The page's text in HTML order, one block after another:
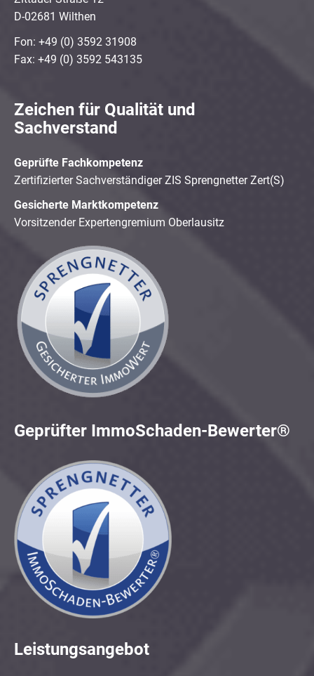
D-02681 Wilthen
Fon: +49 (0) 3592 31908
Fax: +49 (0) 3592 543135
Zeichen für Qualität und
Sachverstand
Geprüfte Fachkompetenz
Zertifizierter Sachverständiger ZIS Sprengnetter Zert(S)
Gesicherte Marktkompetenz
Vorsitzender Expertengremium Oberlausitz
Geprüfter ImmoSchaden-Bewerter®
Leistungsangebot